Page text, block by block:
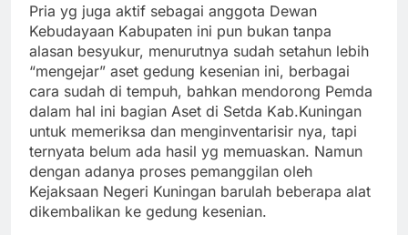
Pria yg juga aktif sebagai anggota Dewan
Kebudayaan Kabupaten ini pun bukan tanpa
alasan besyukur, menurutnya sudah setahun lebih
“mengejar” aset gedung kesenian ini, berbagai
cara sudah di tempuh, bahkan mendorong Pemda
dalam hal ini bagian Aset di Setda Kab.Kuningan
untuk memeriksa dan menginventarisir nya, tapi
ternyata belum ada hasil yg memuaskan. Namun
dengan adanya proses pemanggilan oleh
Kejaksaan Negeri Kuningan barulah beberapa alat
dikembalikan ke gedung kesenian.